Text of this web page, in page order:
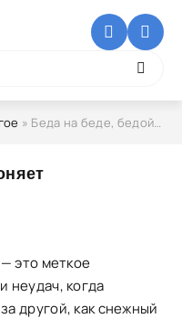
» Беда на беде, бедой погоняет
это меткое
неудач, когда
другой, как снежный